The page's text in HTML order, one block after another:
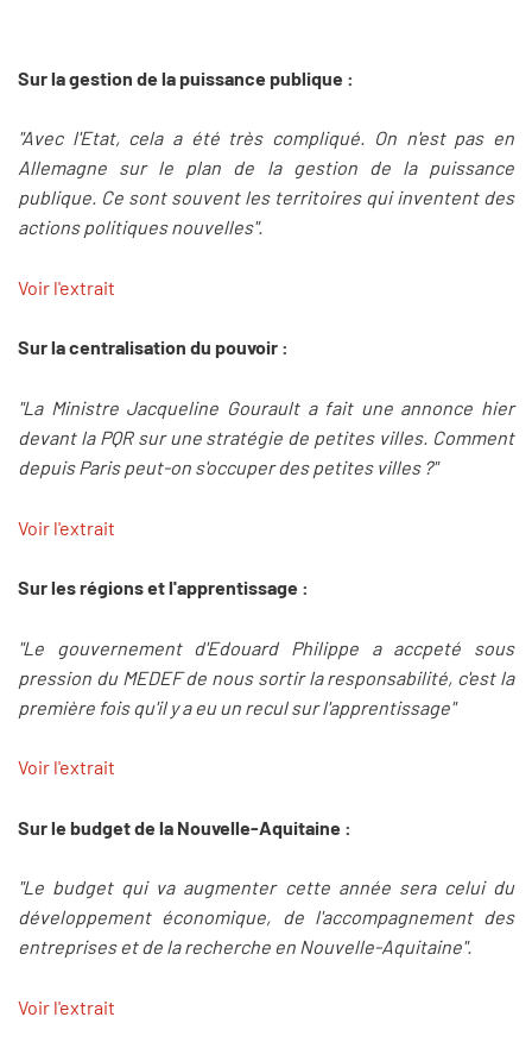
Sur la gestion de la puissance publique :
"Avec l'Etat, cela a été très compliqué. On n'est pas en
Allemagne sur le plan de la gestion de la puissance
publique. Ce sont souvent les territoires qui inventent des
actions politiques nouvelles".
Voir l'extrait
Sur la centralisation du pouvoir :
"La Ministre Jacqueline Gourault a fait une annonce hier
devant la PQR sur une stratégie de petites villes. Comment
depuis Paris peut-on s'occuper des petites villes ?"
Voir l'extrait
Sur les régions et l'apprentissage :
"Le gouvernement d'Edouard Philippe a accpeté sous
pression du MEDEF de nous sortir la responsabilité, c'est la
première fois qu'il y a eu un recul sur l'apprentissage"
Voir l'extrait
Sur le budget de la Nouvelle-Aquitaine :
"Le budget qui va augmenter cette année sera celui du
développement économique, de l'accompagnement des
entreprises et de la recherche en Nouvelle-Aquitaine".
Voir l'extrait